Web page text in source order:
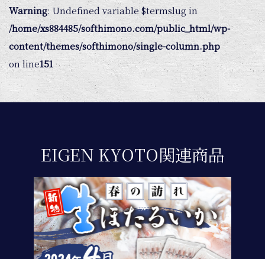
Warning: Undefined variable $termslug in
/home/xs884485/softhimono.com/public_html/wp-
content/themes/softhimono/single-column.php
on line151
EIGEN KYOTO関連商品